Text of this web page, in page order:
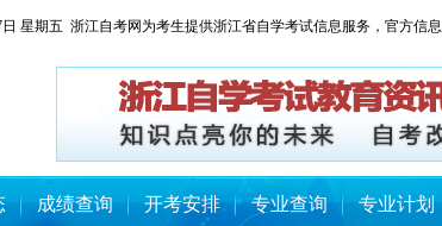
日 星期五 浙江自考网为考生提供浙江省自学考试信息服务，官方信
成绩查询 开考安排 专业查询 专业计划